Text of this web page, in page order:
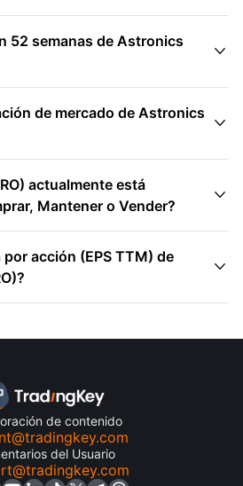
52 semanas de Astronics

de mercado de Astronics

actualmente está
Mantener o Vender?

acción (EPS TTM) de

de contenido
del Usuario